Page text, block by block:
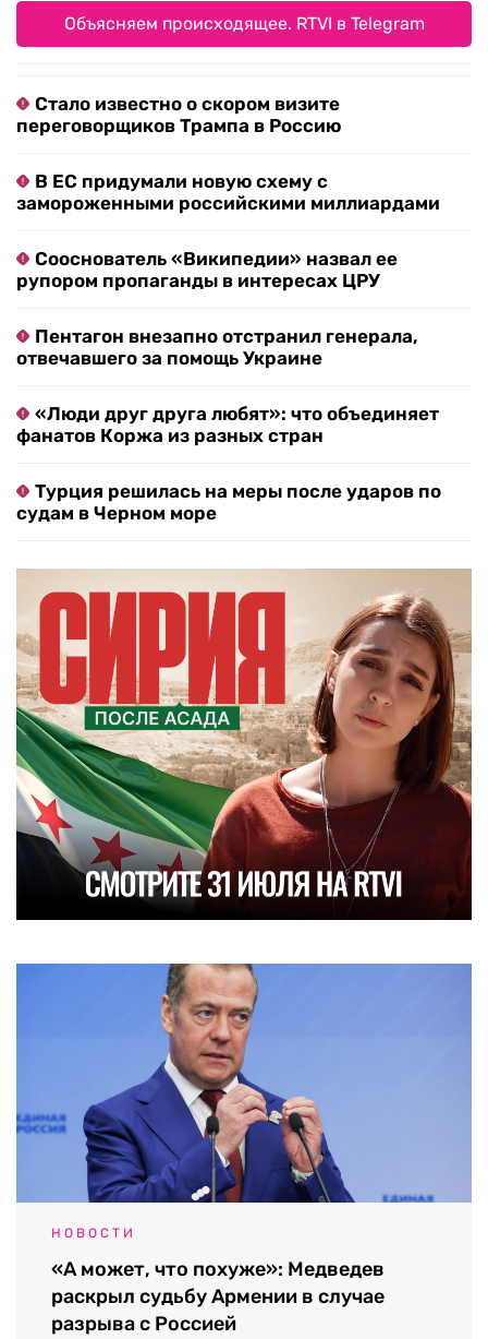
Объясняем происходящее. RTVI в Telegram
Стало известно о скором визите
переговорщиков Трампа в Россию
В ЕС придумали новую схему с
замороженными российскими миллиардами
Сооснователь «Википедии» назвал ее
рупором пропаганды в интересах ЦРУ
Пентагон внезапно отстранил генерала,
отвечавшего за помощь Украине
«Люди друг друга любят»: что объединяет
фанатов Коржа из разных стран
Турция решилась на меры после ударов по
судам в Черном море
НОВОСТИ
«А может, что похуже»: Медведев
раскрыл судьбу Армении в случае
разрыва с Россией